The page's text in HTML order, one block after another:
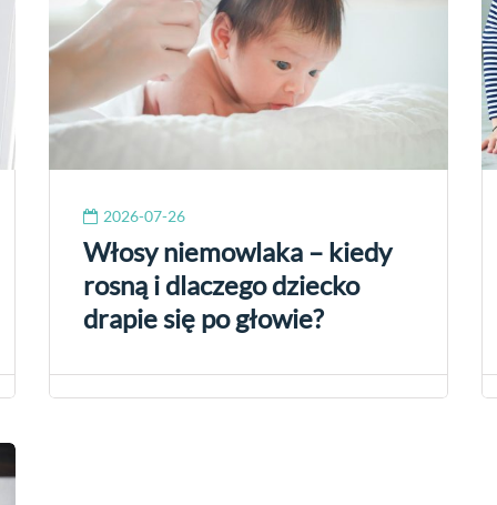
2026-07-26
Włosy niemowlaka – kiedy
rosną i dlaczego dziecko
drapie się po głowie?